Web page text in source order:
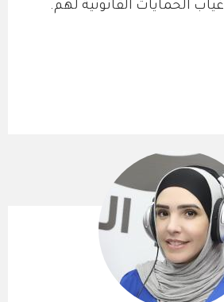
الحمايات القانونية لهم.